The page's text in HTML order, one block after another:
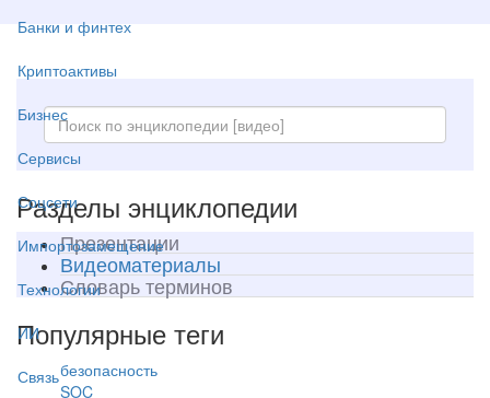
Банки и финтех
Криптоактивы
Бизнес
Сервисы
Соцсети
Импортозамещение
Технологии
ИИ
Связь
Разделы энциклопедии
Презентации
Видеоматериалы
Словарь терминов
Популярные теги
безопасность
SOC